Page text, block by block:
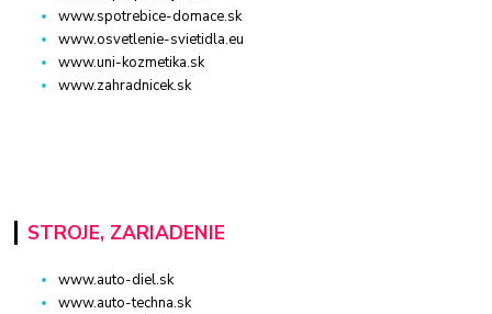
www.spotrebice-domace.sk
www.osvetlenie-svietidla.eu
www.uni-kozmetika.sk
www.zahradnicek.sk
STROJE, ZARIADENIE
www.auto-diel.sk
www.auto-techna.sk